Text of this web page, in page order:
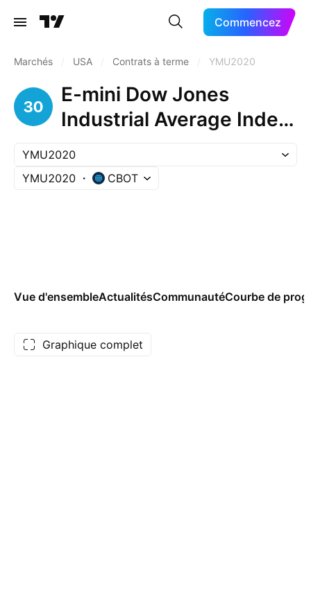
Commencez
Marchés USA Contrats à terme YMU2020
E-mini Dow Jones
Industrial Average Index
Futures (Sep 2020)
YMU2020
YMU2020
CBOT
Vue d'ensembleActualitésCommunautéCourbe de
Graphique complet